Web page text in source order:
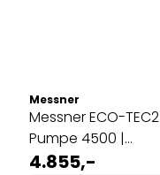
Messner
Messner ECO-TEC2
Pumpe 4500 |
Tørrmontering
4.855,-